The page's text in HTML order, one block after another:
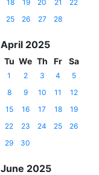
18 19 20 21
22
25 26 27 28
April 2025
Tu We Th Fr Sa
1 2 3 4
5
8 9 10 11
12
15 16 17 18
19
22 23 24 25
26
29 30
June 2025